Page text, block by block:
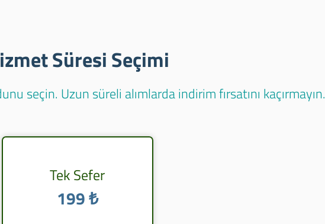
Süresi Seçimi
seçin. Uzun süreli alımlarda indirim fırsatını kaçırmayın.
Tek Sefer
199 ₺